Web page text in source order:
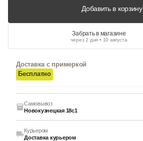
Добавить в корзину
Забрать в магазине
через 2 дня • 10 августа
Доставка с примеркой
Бесплатно
Самовывоз
Новокузнецкая 18с1
Курьером
Доставка курьером